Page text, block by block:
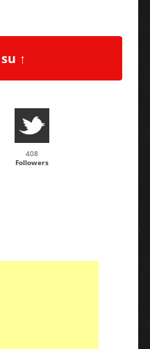
↑
408
Followers